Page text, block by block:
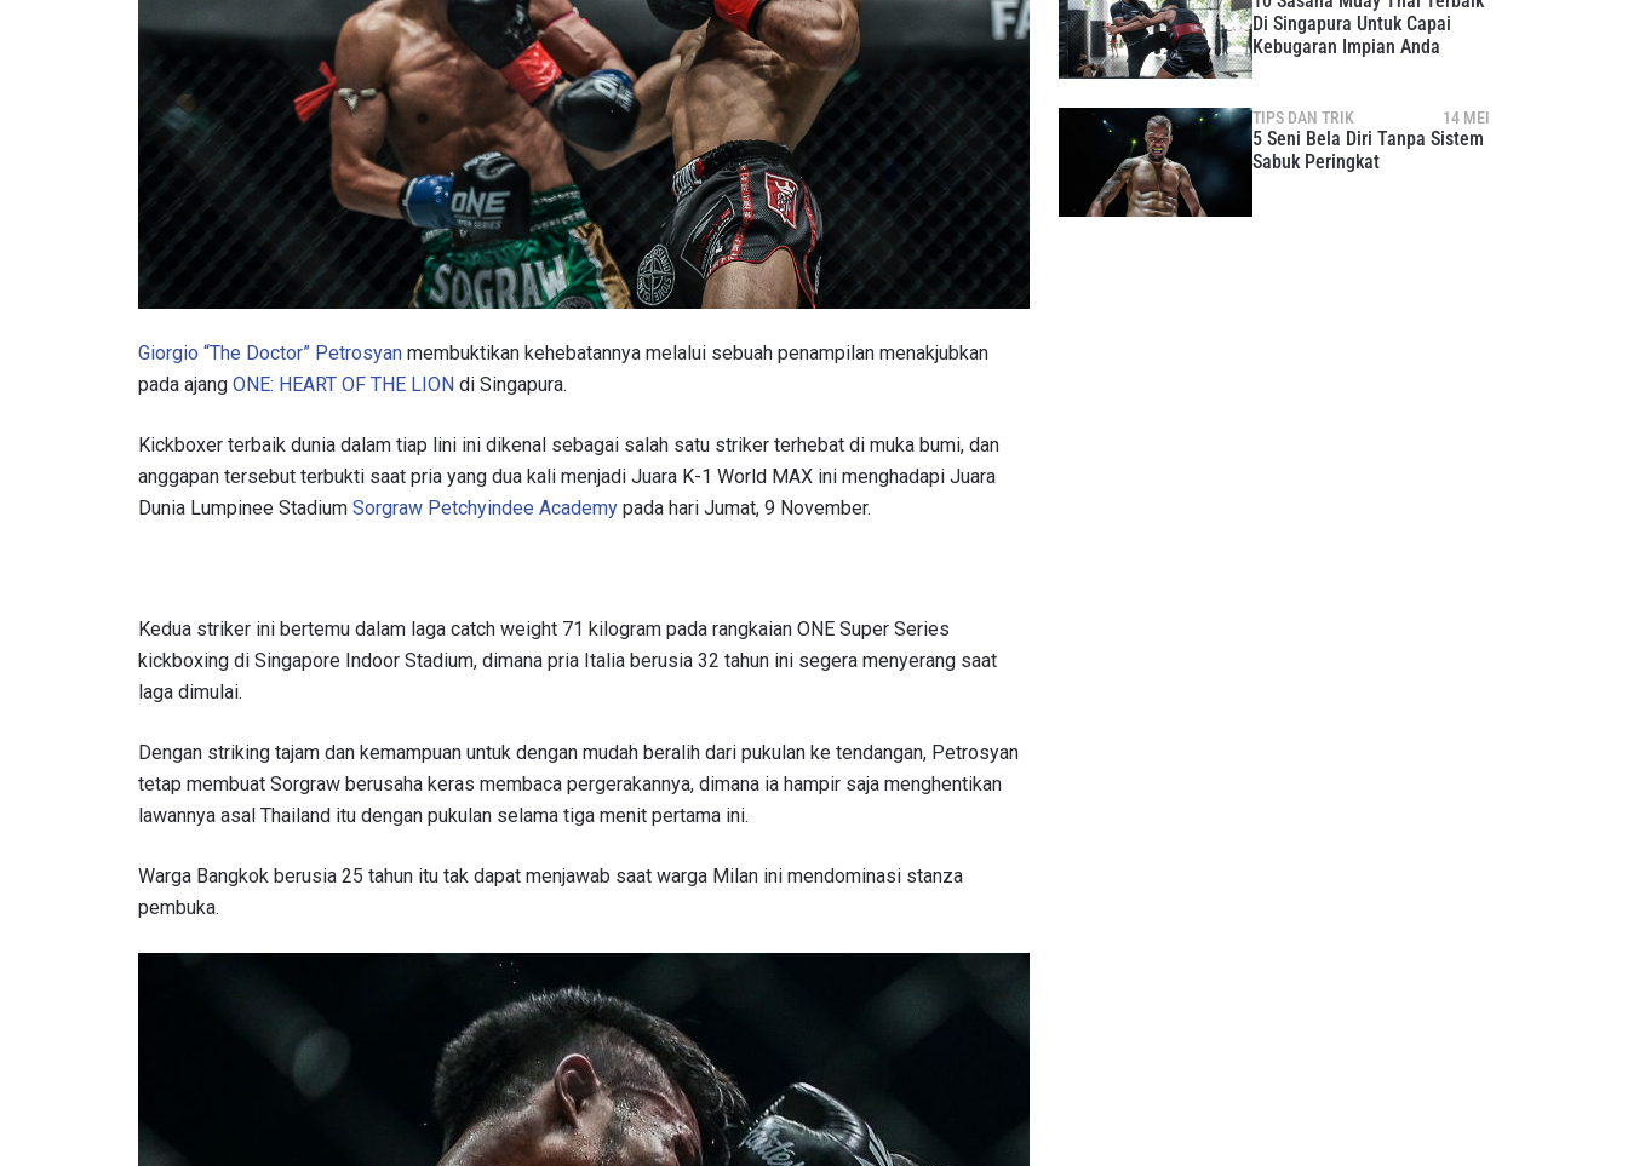
Giorgio “The Doctor” Petrosyan membuktikan kehebatannya melalui sebuah penampilan menakjubkan
pada ajang ONE: HEART OF THE LION di Singapura.
Kickboxer terbaik dunia dalam tiap lini ini dikenal sebagai salah satu striker terhebat di muka bumi, dan
anggapan tersebut terbukti saat pria yang dua kali menjadi Juara K-1 World MAX ini menghadapi Juara
Dunia Lumpinee Stadium Sorgraw Petchyindee Academy pada hari Jumat, 9 November.
Kedua striker ini bertemu dalam laga catch weight 71 kilogram pada rangkaian ONE Super Series
kickboxing di Singapore Indoor Stadium, dimana pria Italia berusia 32 tahun ini segera menyerang saat
laga dimulai.
Dengan striking tajam dan kemampuan untuk dengan mudah beralih dari pukulan ke tendangan, Petrosyan
tetap membuat Sorgraw berusaha keras membaca pergerakannya, dimana ia hampir saja menghentikan
lawannya asal Thailand itu dengan pukulan selama tiga menit pertama ini.
Warga Bangkok berusia 25 tahun itu tak dapat menjawab saat warga Milan ini mendominasi stanza
pembuka.
Di Singapura Untuk Capai
Kebugaran Impian Anda
TIPS DAN TRIK 14 MEI
5 Seni Bela Diri Tanpa Sistem
Sabuk Peringkat